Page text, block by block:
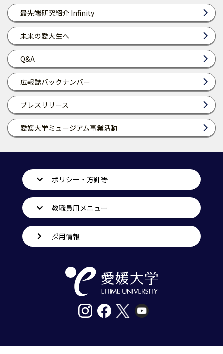
最先端研究紹介 Infinity
未来の愛大生へ
Q&A
広報誌バックナンバー
プレスリリース
愛媛大学ミュージアム事業活動
ポリシー・方針等
教職員用メニュー
採用情報